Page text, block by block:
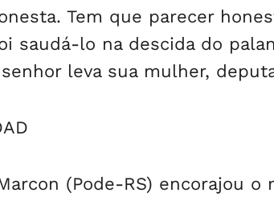
Tem que parecer
saudá-lo na descida do
leva sua mulher,
(Pode-RS) encorajou o